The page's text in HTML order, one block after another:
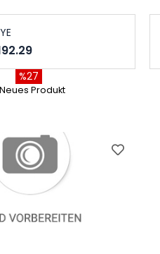
%27
Neues Produkt